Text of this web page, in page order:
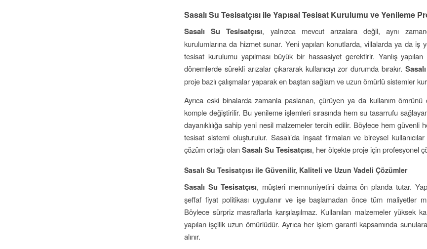
Sasalı Su Tesisatçısı ile Yapısal Tesisat Kurulumu ve Yenileme
Sasalı Su Tesisatçısı, yalnızca mevcut arızalara değil, aynı
kurulumlarına da hizmet sunar. Yeni yapılan konutlarda, villalarda ya da iş
tesisat kurulumu yapılması büyük bir hassasiyet gerektirir. Yanlış
dönemlerde sürekli arızalar çıkararak kullanıcıyı zor durumda bırakır.
proje bazlı çalışmalar yaparak en baştan sağlam ve uzun ömürlü sistemler
Ayrıca eski binalarda zamanla paslanan, çürüyen ya da kullanım ömrünü
komple değiştirilir. Bu yenileme işlemleri sırasında hem su tasarrufu
dayanıklılığa sahip yeni nesil malzemeler tercih edilir. Böylece hem güvenli
tesisat sistemi oluşturulur. Sasalı’da inşaat firmaları ve bireysel
çözüm ortağı olanSasalı Su Tesisatçısı, her ölçekte proje için profesyonel
Sasalı Su Tesisatçısı ile Güvenilir, Kaliteli ve Uzun Vadeli Çözümler
Sasalı Su Tesisatçısı, müşteri memnuniyetini daima ön planda tutar.
şeffaf fiyat politikası uygulanır ve işe başlamadan önce tüm maliyetler
Böylece sürpriz masraflarla karşılaşılmaz. Kullanılan malzemeler yüksek
yapılan işçilik uzun ömürlüdür. Ayrıca her işlem garanti kapsamında
alınır.